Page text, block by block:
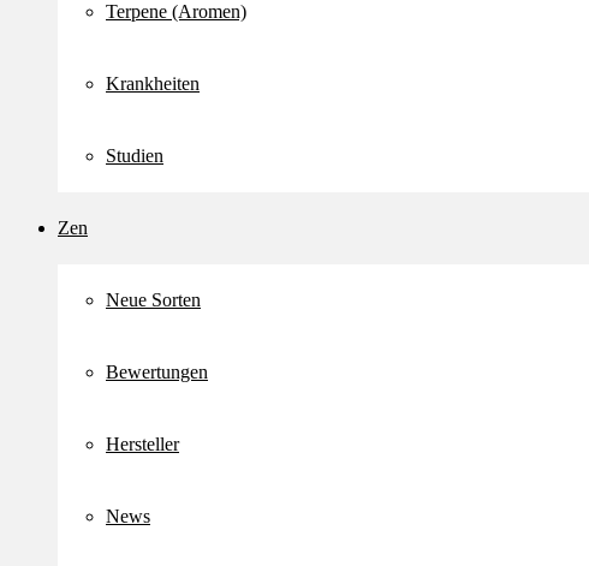
Terpene (Aromen)
Krankheiten
Studien
Zen
Neue Sorten
Bewertungen
Hersteller
News